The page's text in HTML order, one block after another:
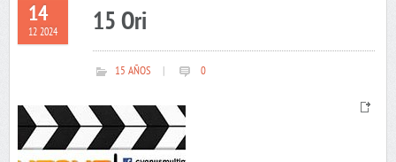
14
12 2024 15 Ori
15 AÑOS 0